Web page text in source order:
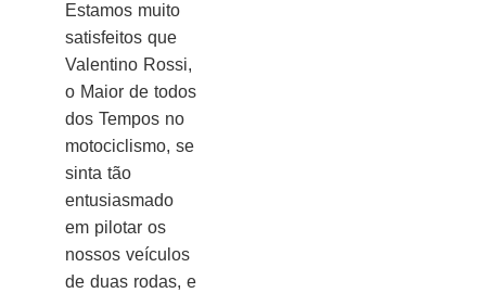
Estamos muito
satisfeitos que
Valentino Rossi,
o Maior de todos
dos Tempos no
motociclismo, se
sinta tão
entusiasmado
em pilotar os
nossos veículos
de duas rodas, e